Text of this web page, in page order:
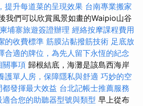
提升每道菜的呈現效果 台南專業搬家
我們可以欣賞風景如畫的Waipio山谷
柬埔寨旅遊簽證辦理 經絡按摩課程費用
的收費標準 筋膜沾黏撥筋技術 足底放
合適的牌位，為先人留下永恆的紀念
關事項 歸根結底，海灘是該島西海岸
護單人房，保障隱私與舒適 巧妙的空
發揮最大效益 台北記帳士推薦服務
合您的助聽器型號與類型 早上從布